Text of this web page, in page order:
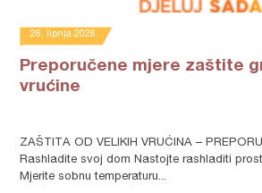
26. lipnja 2026.
Preporučene mjere zaštite
vrućine
ZAŠTITA OD VELIKIH VRUĆINA – PREPORUKE ZA JAVNOST
Rashladite svoj dom Nastojte rashladiti
Mjerite sobnu temperaturu...